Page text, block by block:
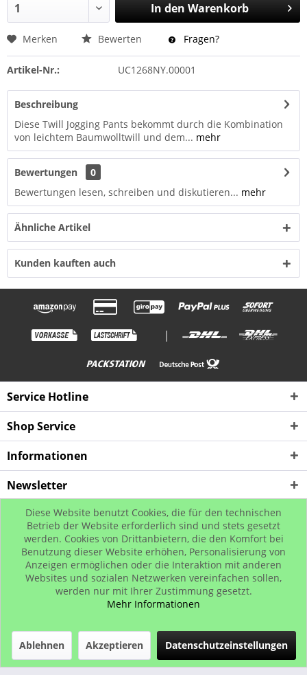
In den Warenkorb
Merken Bewerten Fragen?
Artikel-Nr.: UC1268NY.00001
Beschreibung
Diese Twill Jogging Pants bekommt durch die Kombination
von leichtem Baumwolltwill und dem... mehr
Bewertungen
0
Bewertungen lesen, schreiben und diskutieren... mehr
Ähnliche Artikel
Kunden kauften auch
|
Service Hotline
Shop Service
Informationen
Newsletter
* Alle Preise inkl. gesetzl. Mehrwertsteuer zzgl. Versandkosten, wenn nicht
anders beschrieben
© www.urban-street-shop.com
Diese Website benutzt Cookies, die für den technischen
Betrieb der Website erforderlich sind und stets gesetzt
werden. Cookies von Drittanbietern, die den Komfort bei
Benutzung dieser Website erhöhen, Personalisierung von
Anzeigen ermöglichen oder die Interaktion mit anderen
Websites und sozialen Netzwerken vereinfachen sollen,
werden nur mit Ihrer Zustimmung gesetzt.
Mehr Informationen
Ablehnen Akzeptieren Datenschutzeinstellungen